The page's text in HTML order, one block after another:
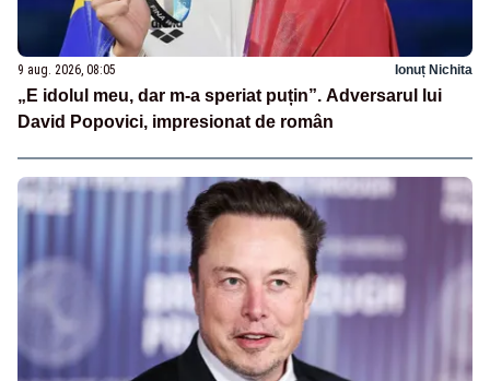
9 aug. 2026, 08:05 Ionuț Nichita
„E idolul meu, dar m-a speriat puțin”. Adversarul lui
David Popovici, impresionat de român